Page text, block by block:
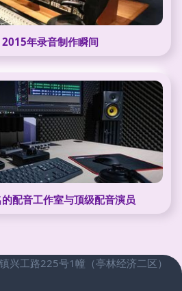
年录音制作瞬间
配音工作室与顶级配音演员
兴工路225号1幢（亭林经济二区）